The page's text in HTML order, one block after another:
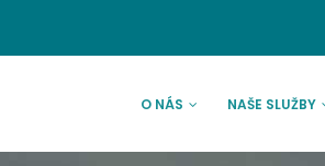
O NÁS NAŠE SLUŽBY